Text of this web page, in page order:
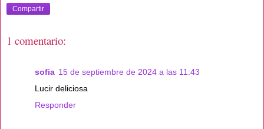
Compartir
1 comentario:
sofia 15 de septiembre de 2024 a las 11:43
Lucir deliciosa
Responder